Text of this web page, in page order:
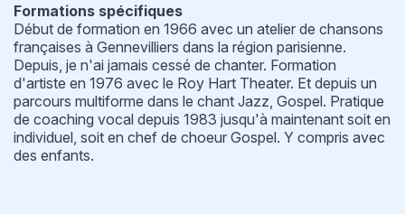
Formations spécifiques
Début de formation en 1966 avec un atelier de chansons
françaises à Gennevilliers dans la région parisienne.
Depuis, je n'ai jamais cessé de chanter. Formation
d'artiste en 1976 avec le Roy Hart Theater. Et depuis un
parcours multiforme dans le chant Jazz, Gospel. Pratique
de coaching vocal depuis 1983 jusqu'à maintenant soit en
individuel, soit en chef de choeur Gospel. Y compris avec
des enfants.